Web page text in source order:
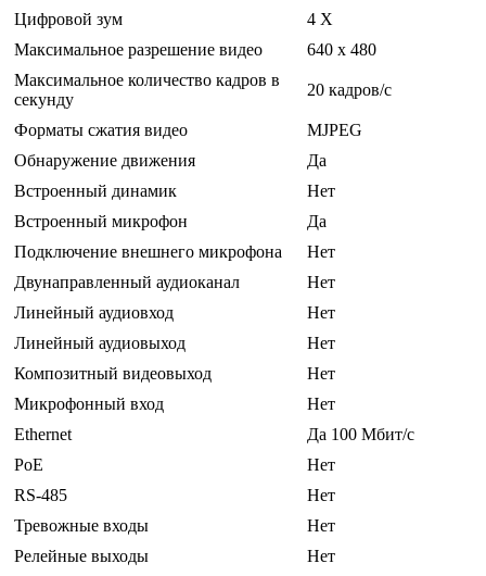
Цифровой зум
4 Х
Максимальное разрешение видео
640 x 480
Максимальное количество кадров в
секунду
20 кадров/с
Форматы сжатия видео
MJPEG
Обнаружение движения
Да
Встроенный динамик
Нет
Встроенный микрофон
Да
Подключение внешнего микрофона
Нет
Двунаправленный аудиоканал
Нет
Линейный аудиовход
Нет
Линейный аудиовыход
Нет
Композитный видеовыход
Нет
Микрофонный вход
Нет
Ethernet
Да 100 Мбит/с
PoE
Нет
RS-485
Нет
Тревожные входы
Нет
Релейные выходы
Нет